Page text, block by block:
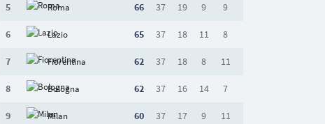
5 Roma 66 37 19 9 9
6 Lazio 65 37 18 11 8
7 Fiorentina 62 37 18 8 11
8 Bologna 62 37 16 14 7
9 Milan 60 37 17 9 11